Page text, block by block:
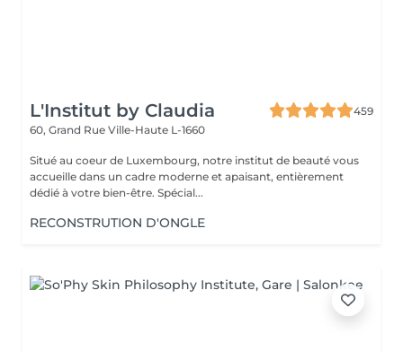
L'Institut by Claudia
459
60, Grand Rue Ville-Haute L-1660
Situé au coeur de Luxembourg, notre institut de beauté vous
accueille dans un cadre moderne et apaisant, entièrement
dédié à votre bien-être. Spécial...
RECONSTRUTION D'ONGLE